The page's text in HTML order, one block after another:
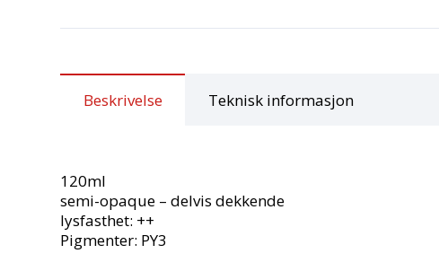
Beskrivelse Teknisk informasjon
120ml
semi-opaque – delvis dekkende
lysfasthet: ++
Pigmenter: PY3